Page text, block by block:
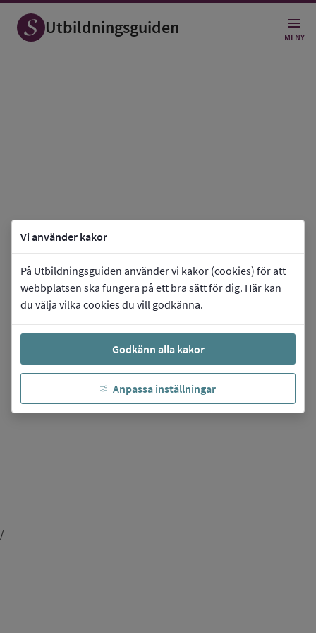
Vi använder kakor
På Utbildningsguiden använder vi kakor (cookies) för att
webbplatsen ska fungera på ett bra sätt för dig. Här kan
du välja vilka cookies du vill godkänna.
Godkänn alla kakor
Anpassa inställningar
Utbildningsguiden MENY
/